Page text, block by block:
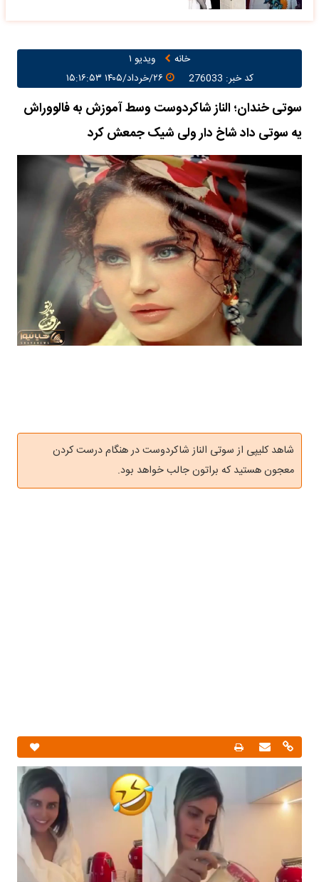
خانه
ویدیو ۱
کد خبر: 276033
سوتی خندان؛ الناز شاکردوست وسط آموزش به فالووراش
یه سوتی داد شاخ دار ولی شیک جمعش کرد
شاهد کلیپی از سوتی الناز شاکردوست در هنگام درست کردن
معجون هستید که براتون جالب خواهد بود.